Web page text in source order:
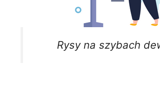
Rysy na szybach